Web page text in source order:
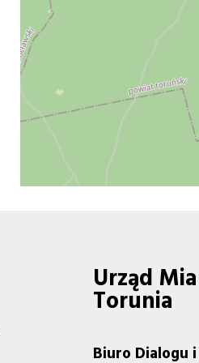
Urząd
Torunia
Biuro Dialogu